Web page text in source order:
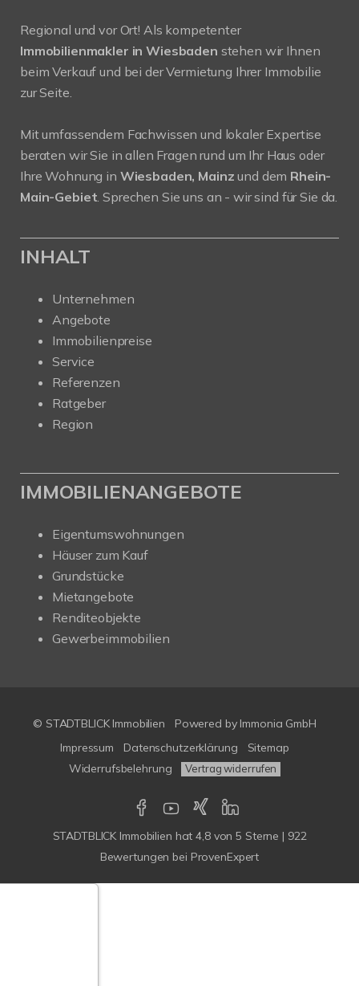
Regional und vor Ort! Als kompetenter
Immobilienmakler in Wiesbaden stehen wir Ihnen
beim Verkauf und bei der Vermietung Ihrer Immobilie
zur Seite.
Mit umfassendem Fachwissen und lokaler Expertise
beraten wir Sie in allen Fragen rund um Ihr Haus oder
Ihre Wohnung in Wiesbaden, Mainzund dem Rhein-
Main-Gebiet. Sprechen Sie uns an - wir sind für Sie da.
INHALT
Unternehmen
Angebote
Immobilienpreise
Service
Referenzen
Ratgeber
Region
IMMOBILIENANGEBOTE
Eigentumswohnungen
Häuser zum Kauf
Grundstücke
Mietangebote
Renditeobjekte
Gewerbeimmobilien
© STADTBLICK Immobilien Powered by Immonia GmbH
Impressum
Datenschutzerklärung
Sitemap
Widerrufsbelehrung
Vertrag widerrufen
STADTBLICK Immobilien hat4,8von5 Sterne | 922
Bewertungen bei ProvenExpert